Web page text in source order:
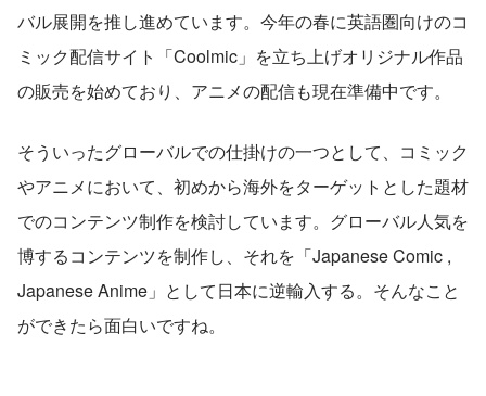
バル展開を推し進めています。今年の春に英語圏向けのコ
ミック配信サイト「Coolmic」を立ち上げオリジナル作品
の販売を始めており、アニメの配信も現在準備中です。
そういったグローバルでの仕掛けの一つとして、コミック
やアニメにおいて、初めから海外をターゲットとした題材
でのコンテンツ制作を検討しています。グローバル人気を
博するコンテンツを制作し、それを「Japanese Comic ,
Japanese Anime」として日本に逆輸入する。そんなこと
ができたら面白いですね。